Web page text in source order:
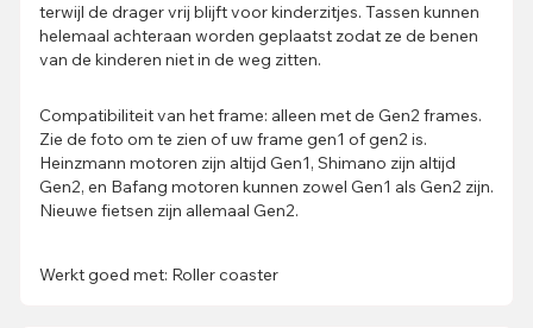
terwijl de drager vrij blijft voor kinderzitjes. Tassen kunnen
helemaal achteraan worden geplaatst zodat ze de benen
van de kinderen niet in de weg zitten.
Compatibiliteit van het frame: alleen met de Gen2 frames.
Zie de foto om te zien of uw frame gen1 of gen2 is.
Heinzmann motoren zijn altijd Gen1, Shimano zijn altijd
Gen2, en Bafang motoren kunnen zowel Gen1 als Gen2 zijn.
Nieuwe fietsen zijn allemaal Gen2.
Werkt goed met: Roller coaster